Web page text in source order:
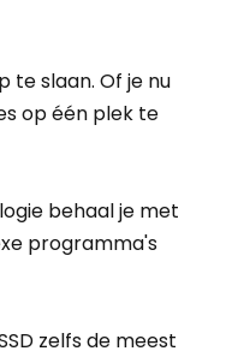
te slaan. Of je nu
op één plek te
behaal je met
programma's
zelfs de meest